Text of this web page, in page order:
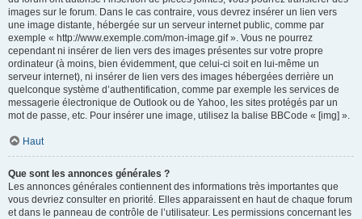
images sur le forum. Dans le cas contraire, vous devrez insérer un lien vers
une image distante, hébergée sur un serveur internet public, comme par
exemple « http://www.exemple.com/mon-image.gif ». Vous ne pourrez
cependant ni insérer de lien vers des images présentes sur votre propre
ordinateur (à moins, bien évidemment, que celui-ci soit en lui-même un
serveur internet), ni insérer de lien vers des images hébergées derrière un
quelconque système d’authentification, comme par exemple les services de
messagerie électronique de Outlook ou de Yahoo, les sites protégés par un
mot de passe, etc. Pour insérer une image, utilisez la balise BBCode « [img] ».
Haut
Que sont les annonces générales ?
Les annonces générales contiennent des informations très importantes que
vous devriez consulter en priorité. Elles apparaissent en haut de chaque forum
et dans le panneau de contrôle de l’utilisateur. Les permissions concernant les